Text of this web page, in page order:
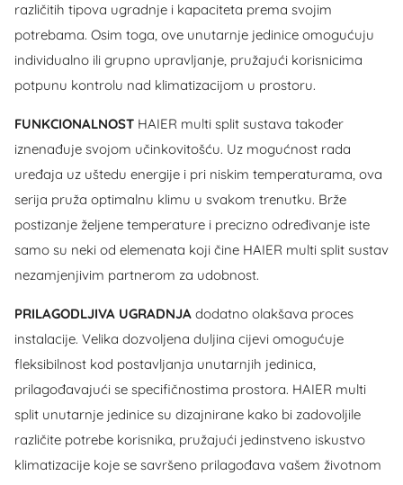
različitih tipova ugradnje i kapaciteta prema svojim
potrebama. Osim toga, ove unutarnje jedinice omogućuju
individualno ili grupno upravljanje, pružajući korisnicima
potpunu kontrolu nad klimatizacijom u prostoru.
FUNKCIONALNOST HAIER multi split sustava također
iznenađuje svojom učinkovitošću. Uz mogućnost rada
uređaja uz uštedu energije i pri niskim temperaturama, ova
serija pruža optimalnu klimu u svakom trenutku. Brže
postizanje željene temperature i precizno određivanje iste
samo su neki od elemenata koji čine HAIER multi split sustav
nezamjenjivim partnerom za udobnost.
PRILAGODLJIVA UGRADNJA dodatno olakšava proces
instalacije. Velika dozvoljena duljina cijevi omogućuje
fleksibilnost kod postavljanja unutarnjih jedinica,
prilagođavajući se specifičnostima prostora. HAIER multi
split unutarnje jedinice su dizajnirane kako bi zadovoljile
različite potrebe korisnika, pružajući jedinstveno iskustvo
klimatizacije koje se savršeno prilagođava vašem životnom